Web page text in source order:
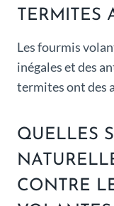
TERMITES
Les fourmis
inégales et des
termites ont des
QUELLES
CONTRE